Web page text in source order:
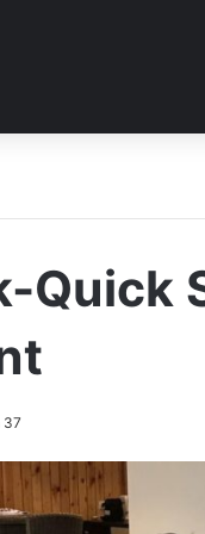
Quick
37